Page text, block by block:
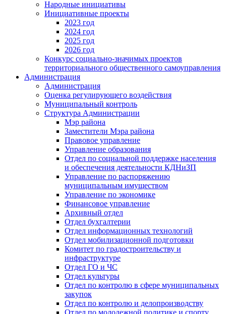
Народные инициативы
Инициативные проекты
2023 год
2024 год
2025 год
2026 год
Конкурс социально-значимых проектов
территориального общественного самоуправления
Администрация
Администрация
Оценка регулирующего воздействия
Муниципальный контроль
Структура Администрации
Мэр района
Заместители Мэра района
Правовое управление
Управление образования
Отдел по социальной поддержке населения
и обеспечения деятельности КДНиЗП
Управление по распоряжению
муниципальным имуществом
Управление по экономике
Финансовое управление
Архивный отдел
Отдел бухгалтерии
Отдел информационных технологий
Отдел мобилизационной подготовки
Комитет по градостроительству и
инфраструктуре
Отдел ГО и ЧС
Отдел культуры
Отдел по контролю в сфере муниципальных
закупок
Отдел по контролю и делопроизводству
Отдел по молодежной политике и спорту